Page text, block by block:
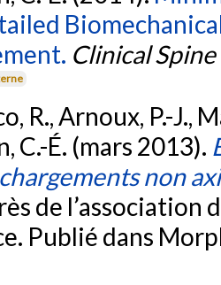
Clinical
R., Arnoux, P.-J.,
C.-É. (mars 2013).
non
de l’association
Publié dans